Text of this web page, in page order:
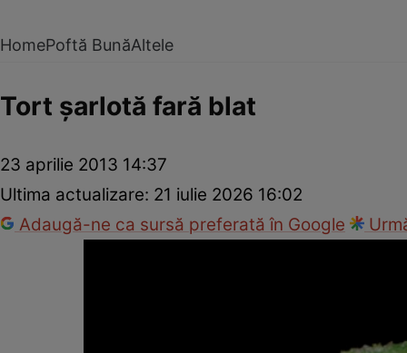
HomePoftă BunăAltele
Tort şarlotă fară blat
23 aprilie 2013 14:37
Ultima actualizare: 21 iulie 2026 16:02
Adaugă-ne ca sursă preferată în Google